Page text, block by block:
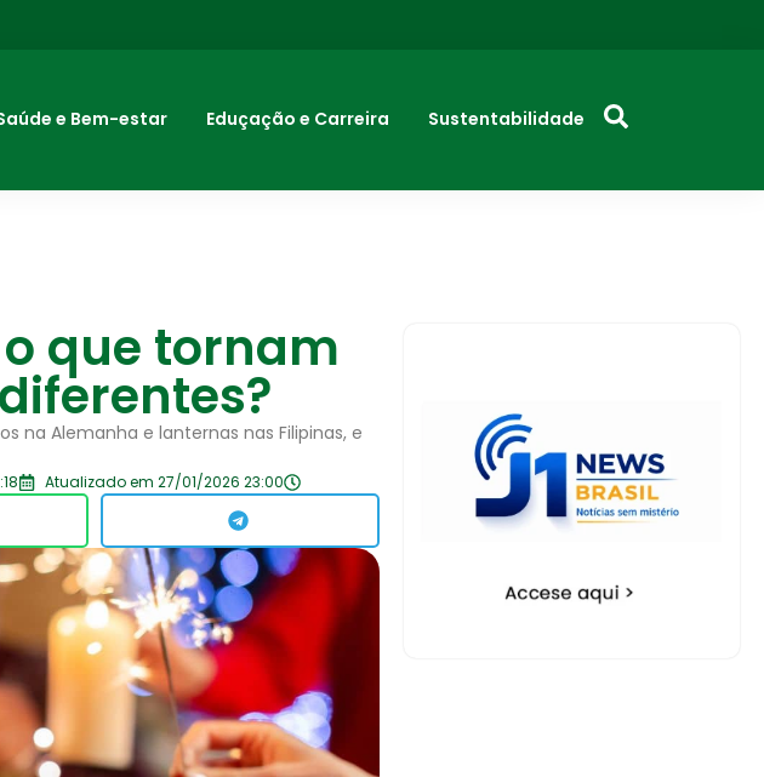
e Bem-estar Eduçação e Carreira Sustentabilidade
que tornam
na Alemanha e lanternas nas Filipinas, e
Atualizado em 27/01/2026 23:00